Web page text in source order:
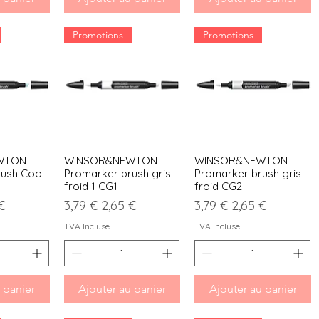
Cool
panier
Aperçu rapide
Promotions
WINSOR&NEWTON
Promarker brush gris
froid 1 CG1
Prix original
3,79 € Prix promotionnel
2,65 €
TVA Incluse
Ajouter au panier
Aperçu rapide
Promotions
WINSOR&NEWTON
Promarker brush gris
froid CG2
Prix original
3,79 € Prix
2,65 €
TVA Incluse
Ajouter au panier